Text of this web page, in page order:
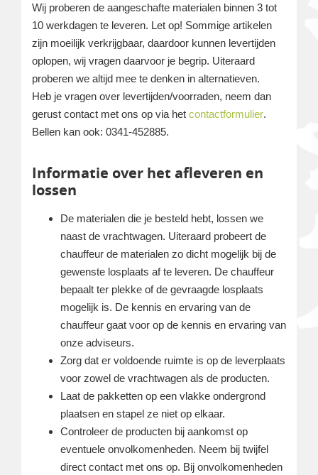
Wij proberen de aangeschafte materialen binnen 3 tot
10 werkdagen te leveren. Let op! Sommige artikelen
zijn moeilijk verkrijgbaar, daardoor kunnen levertijden
oplopen, wij vragen daarvoor je begrip. Uiteraard
proberen we altijd mee te denken in alternatieven.
Heb je vragen over levertijden/voorraden, neem dan
gerust contact met ons op via het contactformulier.
Bellen kan ook: 0341-452885.
Informatie over het afleveren en
lossen
De materialen die je besteld hebt, lossen we
naast de vrachtwagen. Uiteraard probeert de
chauffeur de materialen zo dicht mogelijk bij de
gewenste losplaats af te leveren. De chauffeur
bepaalt ter plekke of de gevraagde losplaats
mogelijk is. De kennis en ervaring van de
chauffeur gaat voor op de kennis en ervaring van
onze adviseurs.
Zorg dat er voldoende ruimte is op de leverplaats
voor zowel de vrachtwagen als de producten.
Laat de pakketten op een vlakke ondergrond
plaatsen en stapel ze niet op elkaar.
Controleer de producten bij aankomst op
eventuele onvolkomenheden. Neem bij twijfel
direct contact met ons op. Bij onvolkomenheden